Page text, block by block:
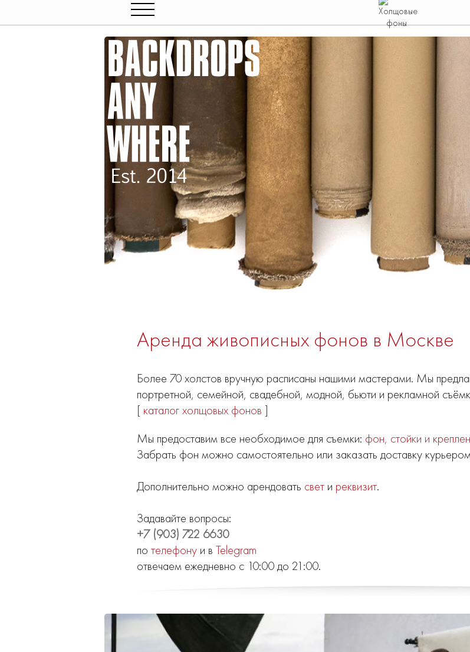
Аренда живописных фонов в Москве
Более 70 холстов вручную расписаны нашими мастерами. Мы
портретной, семейной, свадебной, модной, бьюти и рекламной
[ каталог холщовых фонов ]
Мы предоставим все необходимое для съемки: фон, стойки и
Забрать фон можно самостоятельно или заказать доставку
Дополнительно можно арендовать свети реквизит.
Задавайте вопросы:
+7 (903) 722 6630
по телефонуи в Telegram
отвечаем ежедневно с 10:00 до 21:00.